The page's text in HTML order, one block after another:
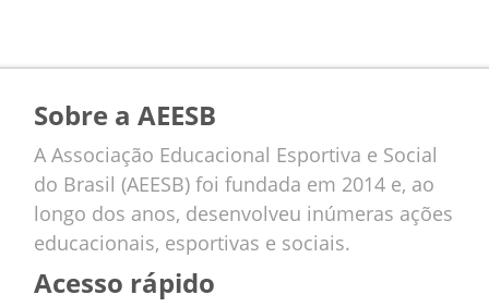
Sobre a AEESB
A Associação Educacional Esportiva e Social
do Brasil (AEESB) foi fundada em 2014 e, ao
longo dos anos, desenvolveu inúmeras ações
educacionais, esportivas e sociais.
Acesso rápido